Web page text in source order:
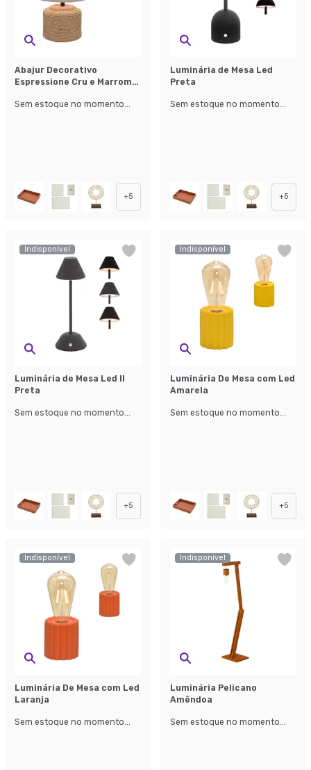
Abajur Decorativo
Espressione Cru e Marrom
Sem estoque no momento...
+5
Luminária de Mesa Led
Preta
Sem estoque no momento...
+5
Indisponível
Luminária de Mesa Led II
Preta
Sem estoque no momento...
+5
Indisponível
Luminária De Mesa com Led
Amarela
Sem estoque no momento...
+5
Indisponível
Luminária De Mesa com Led
Laranja
Sem estoque no momento...
Indisponível
Luminária Pelicano
Amêndoa
Sem estoque no momento...